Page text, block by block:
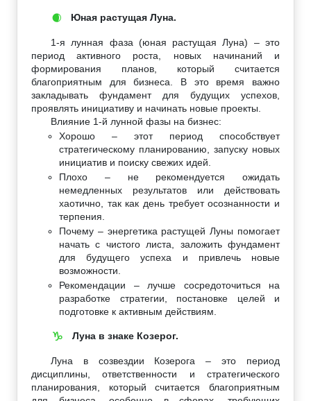
🌒 Юная растущая Луна.
1-я лунная фаза (юная растущая Луна) – это
период активного роста, новых начинаний и
формирования планов, который считается
благоприятным для бизнеса. В это время важно
закладывать фундамент для будущих успехов,
проявлять инициативу и начинать новые проекты.
Влияние 1-й лунной фазы на бизнес:
Хорошо – этот период способствует
стратегическому планированию, запуску новых
инициатив и поиску свежих идей.
Плохо – не рекомендуется ожидать
немедленных результатов или действовать
хаотично, так как день требует осознанности и
терпения.
Почему – энергетика растущей Луны помогает
начать с чистого листа, заложить фундамент
для будущего успеха и привлечь новые
возможности.
Рекомендации – лучше сосредоточиться на
разработке стратегии, постановке целей и
подготовке к активным действиям.
♑ Луна в знаке Козерог.
Луна в созвездии Козерога – это период
дисциплины, ответственности и стратегического
планирования, который считается благоприятным